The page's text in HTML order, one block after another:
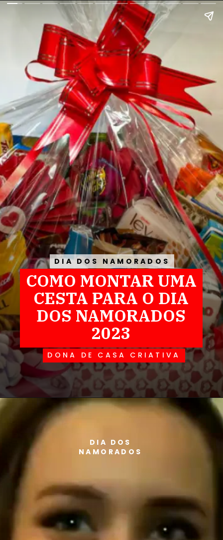
DIA DOS NAMORADOS
DIA DOS NAMORADOS
COMO MONTAR UMA
CESTA PARA O DIA
DOS NAMORADOS
2023
DONA DE CASA CRIATIVA
DIA DOS
NAMORADOS